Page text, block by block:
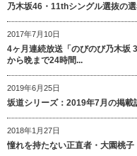
乃木坂46・11thシングル選抜の
2017年7月10日
4ヶ月連続放送「のびのび乃木
から晩まで24時間...
2019年6月25日
坂道シリーズ：2019年7月の掲載
2018年1月27日
憧れを持たない正直者・大園桃子